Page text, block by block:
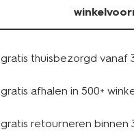
gratis thuisbezorgd vanaf
gratis afhalen in 500+
gratis retourneren binnen